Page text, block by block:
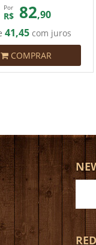
Por
R$ 82,90
41,45com juros
COMPRAR